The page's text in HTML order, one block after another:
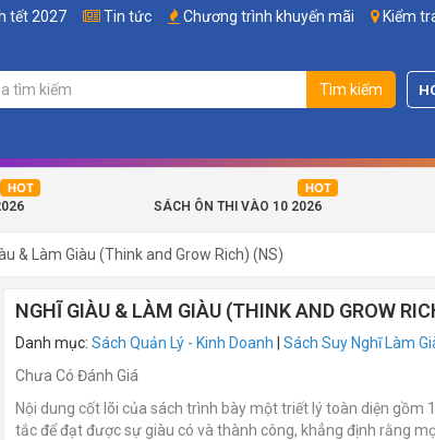
tết 2027 Tin tức Chương trình khuyến mãi Kiểm
Tìm kiếm
SÁCH ÔN THI VÀO 10 2026
& Làm Giàu (Think and Grow Rich) (NS)
NGHĨ GIÀU & LÀM GIÀU (THINK AND GROW
Danh mục:Sách Quản Lý - Kinh Doanh |Sách Suy Nghĩ Làm
Chưa Có Đánh Giá
Nội dung cốt lõi của sách trình bày một triết lý toàn diện gồm
tắc để đạt được sự giàu có và thành công, khẳng định rằng